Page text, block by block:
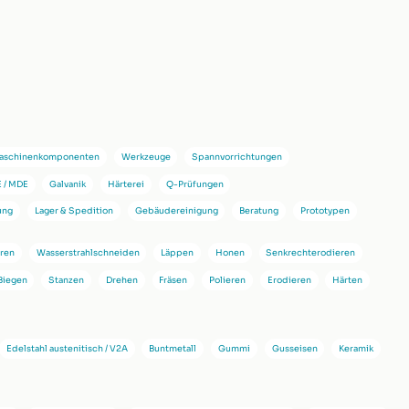
Werkzeuge Spannvorrichtungen
/ MDE Galvanik Härterei Q-Prüfungen
Lager & Spedition Gebäudereinigung Beratung Prototypen
Wasserstrahlschneiden Läppen Honen Senkrechterodieren
Stanzen Drehen Fräsen Polieren Erodieren Härten
Edelstahl austenitisch / V2A Buntmetall Gummi Gusseisen Keramik